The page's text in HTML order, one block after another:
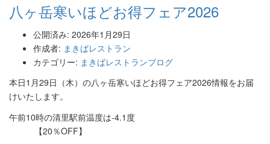
八ヶ岳寒いほどお得フェア2026
公開済み: 2026年1月29日
作成者: まきばレストラン
カテゴリー: まきばレストランブログ
本日1月29日（木）の八ヶ岳寒いほどお得フェア2026情報をお届
けいたします。
午前10時の清里駅前温度は-4.1度
【20％OFF】